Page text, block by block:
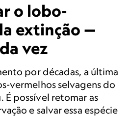
o lobo-
extinção —
vez
por décadas, a última
vermelhos selvagens do
É possível retomar as
e salvar essa espécie